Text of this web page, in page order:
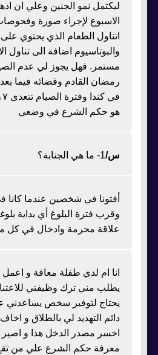
ليكتمل نمو الجنين وعلي ان
الاسبوع لإجراء صورة
اتناول الطعام الذي يحتوي
والبوتاسيوم اضافة الى تناول
مستمر. فهل يجوز لي عدم
رمضان القادم وقضائه فيما
هو حكم الشرع في وضعي
س/1- ما هي الجنابة؟
أفتونا في شخصين عندما كانا
وقرب فترة البلوغ أي بداية
علاقة محرمة وادخال في كل
انا ام لدي طفلة معاقة و
يطلب مني ترك وظيفتي للاعتناء
يحتاج لتوفير سخص يساعدني
دائم التهديد لي بالطلاق و
اخسر مصدر الدخل هذا و اصير
معرفة حكم الشرع علي من تقع